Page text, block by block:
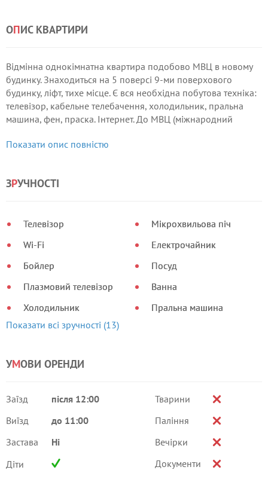
ОПИС КВАРТИРИ
Відмінна однокімнатна квартира подобово МВЦ в новому
будинку. Знаходиться на 5 поверсі 9-ми поверхового
будинку, ліфт, тихе місце. Є вся необхідна побутова техніка:
телевізор, кабельне телебачення, холодильник, пральна
машина, фен, праска. Інтернет. До МВЦ (міжнародний
Показати опис повністю
ЗРУЧНОСТІ
Телевізор
Wi-Fi
Бойлер
Плазмовий телевізор
Холодильник
Мікрохвильова піч
Електрочайник
Посуд
Ванна
Пральна машина
Показати всі зручності (13)
УМОВИ ОРЕНДИ
Заїзд
після 12:00
Виїзд
до 11:00
Застава
Ні
Діти
Тварини
Паління
Вечірки
Документи